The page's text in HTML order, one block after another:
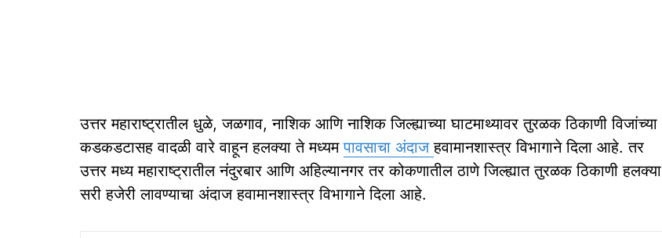
उत्तर महाराष्ट्रातील धुळे, जळगाव, नाशिक आणि नाशिक जिल्ह्याच्या घाटमाथ्यावर तुरळक ठिकाणी विजांच्या
कडकडटासह वादळी वारे वाहून हलक्या ते मध्यमपावसाचा अंदाजहवामानशास्त्र विभागाने दिला आहे. तर
उत्तर मध्य महाराष्ट्रातील नंदुरबार आणि अहिल्यानगर तर कोकणातील ठाणे जिल्ह्यात तुरळक ठिकाणी हलक्या
सरी हजेरी लावण्याचा अंदाज हवामानशास्त्र विभागाने दिला आहे.